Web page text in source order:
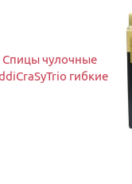
Спицы чулочные
гибкие